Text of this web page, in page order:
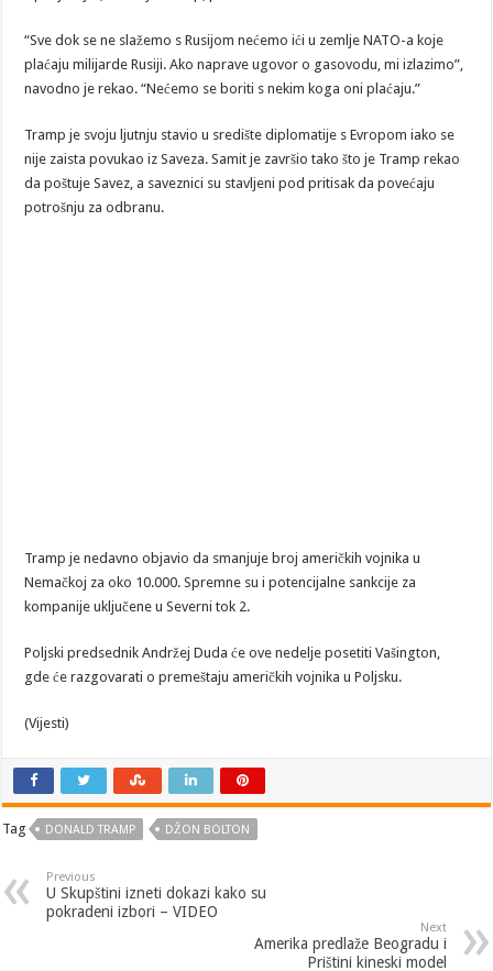
“Sve dok se ne slažemo s Rusijom nećemo ići u zemlje NATO-a koje
plaćaju milijarde Rusiji. Ako naprave ugovor o gasovodu, mi izlazimo”,
navodno je rekao. “Nećemo se boriti s nekim koga oni plaćaju.”
Tramp je svoju ljutnju stavio u središte diplomatije s Evropom iako se
nije zaista povukao iz Saveza. Samit je završio tako što je Tramp rekao
da poštuje Savez, a saveznici su stavljeni pod pritisak da povećaju
potrošnju za odbranu.
Tramp je nedavno objavio da smanjuje broj američkih vojnika u
Nemačkoj za oko 10.000. Spremne su i potencijalne sankcije za
kompanije uključene u Severni tok 2.
Poljski predsednik Andržej Duda će ove nedelje posetiti Vašington,
gde će razgovarati o premeštaju američkih vojnika u Poljsku.
(Vijesti)
Tag DONALD TRAMP DŽON BOLTON
Previous
U Skupštini izneti dokazi kako su
pokradeni izbori – VIDEO
Next
Amerika predlaže Beogradu i
Prištini kineski model